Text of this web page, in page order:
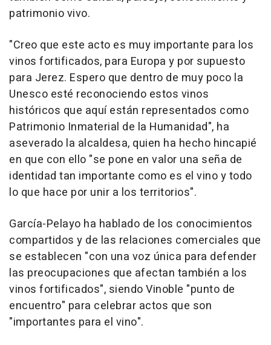
patrimonio vivo.
"Creo que este acto es muy importante para los
vinos fortificados, para Europa y por supuesto
para Jerez. Espero que dentro de muy poco la
Unesco esté reconociendo estos vinos
históricos que aquí están representados como
Patrimonio Inmaterial de la Humanidad", ha
aseverado la alcaldesa, quien ha hecho hincapié
en que con ello "se pone en valor una seña de
identidad tan importante como es el vino y todo
lo que hace por unir a los territorios".
García-Pelayo ha hablado de los conocimientos
compartidos y de las relaciones comerciales que
se establecen "con una voz única para defender
las preocupaciones que afectan también a los
vinos fortificados", siendo Vinoble "punto de
encuentro" para celebrar actos que son
"importantes para el vino".